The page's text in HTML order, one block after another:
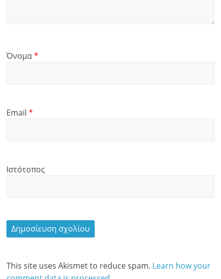
Όνομα*
Email*
Ιστότοπος
This site uses Akismet to reduce spam. Learn how your